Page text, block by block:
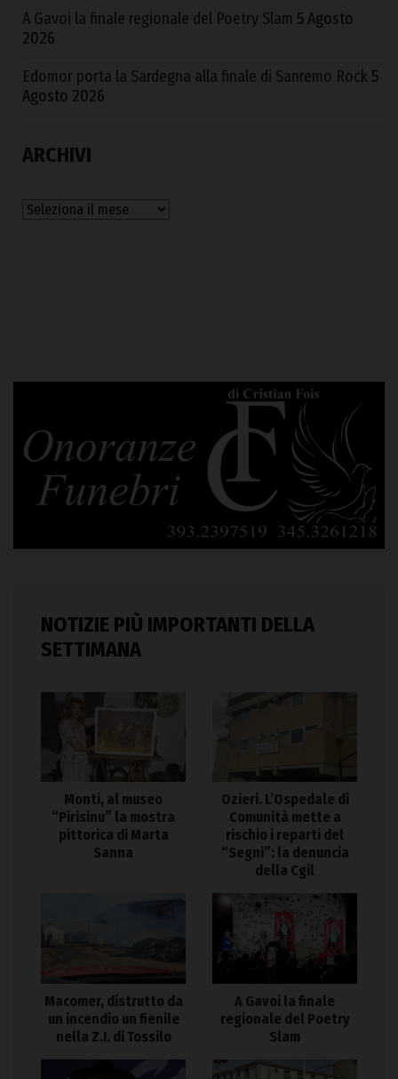
A Gavoi la finale regionale del Poetry Slam 5 Agosto
2026
Edomor porta la Sardegna alla finale di Sanremo Rock 5
Agosto 2026
ARCHIVI
Archivi
NOTIZIE PIÙ IMPORTANTI DELLA
SETTIMANA
Monti, al museo
“Pirisinu” la mostra
pittorica di Marta
Sanna
Ozieri. L’Ospedale di
Comunità mette a
rischio i reparti del
“Segni”: la denuncia
della Cgil
Macomer, distrutto da
un incendio un fienile
nella Z.I. di Tossilo
A Gavoi la finale
regionale del Poetry
Slam